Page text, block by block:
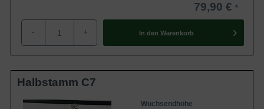
79,90 €
- + In den Warenkorb
Halbstamm C7
Wuchsendhöhe